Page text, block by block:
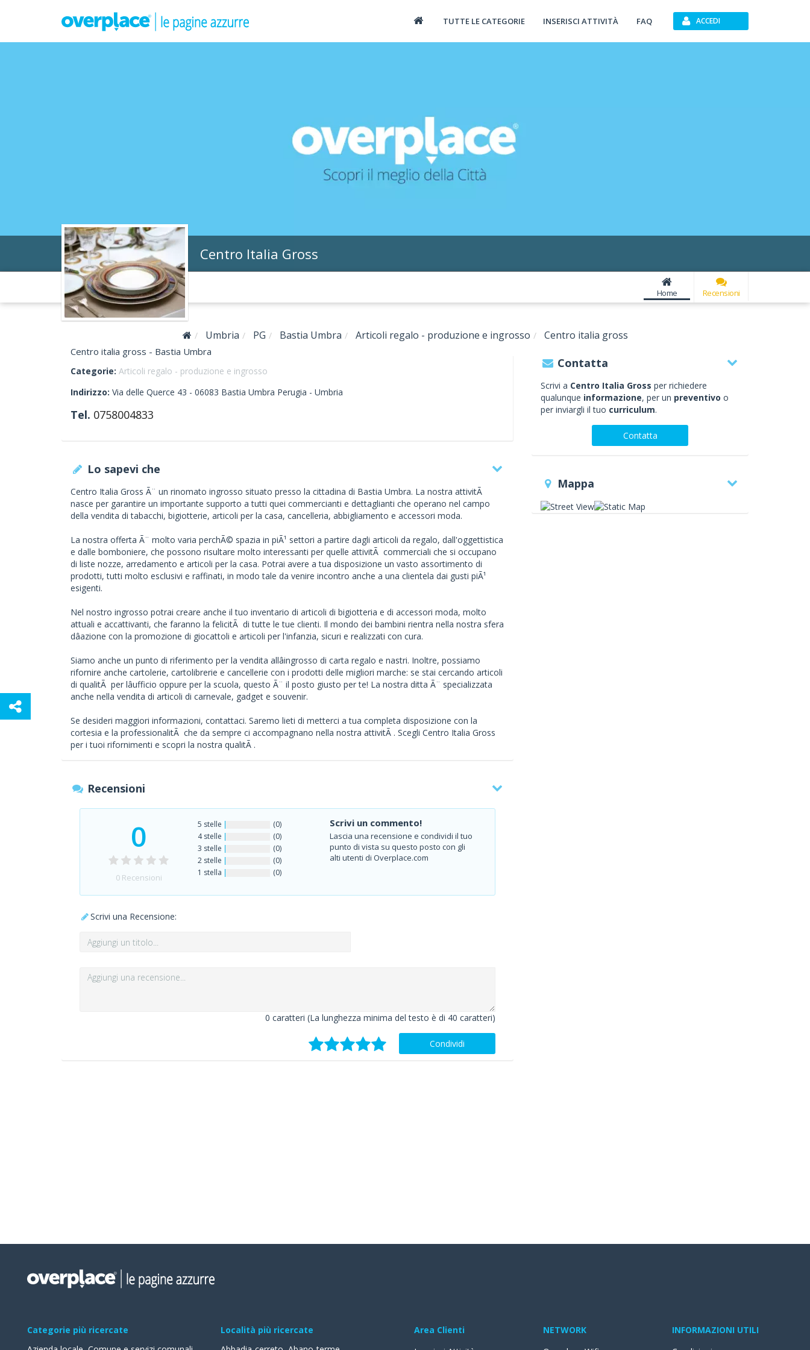
TUTTE LE CATEGORIE INSERISCI ATTIVITÀ FAQ ACCEDI
Centro Italia Gross
Home Recensioni
Umbria PG Bastia Umbra Articoli regalo - produzione e ingrosso Centro italia gross
Centro italia gross - Bastia Umbra
Categorie: Articoli regalo - produzione e ingrosso
Indirizzo: Via delle Querce 43 - 06083 Bastia Umbra Perugia - Umbria
Tel. 0758004833
Lo sapevi che
Centro Italia Gross Ã¨ un rinomato ingrosso situato presso la cittadina di Bastia Umbra. La nostra attivitÃ
nasce per garantire un importante supporto a tutti quei commercianti e dettaglianti che operano nel campo
della vendita di tabacchi, bigiotterie, articoli per la casa, cancelleria, abbigliamento e accessori moda.
La nostra offerta Ã¨ molto varia perchÃ© spazia in piÃ¹ settori a partire dagli articoli da regalo, dall'oggettistica
e dalle bomboniere, che possono risultare molto interessanti per quelle attivitÃ commerciali che si occupano
di liste nozze, arredamento e articoli per la casa. Potrai avere a tua disposizione un vasto assortimento di
prodotti, tutti molto esclusivi e raffinati, in modo tale da venire incontro anche a una clientela dai gusti piÃ¹
esigenti.
Nel nostro ingrosso potrai creare anche il tuo inventario di articoli di bigiotteria e di accessori moda, molto
attuali e accattivanti, che faranno la felicitÃ di tutte le tue clienti. Il mondo dei bambini rientra nella nostra sfera
dâazione con la promozione di giocattoli e articoli per l'infanzia, sicuri e realizzati con cura.
Siamo anche un punto di riferimento per la vendita allâingrosso di carta regalo e nastri. Inoltre, possiamo
rifornire anche cartolerie, cartolibrerie e cancellerie con i prodotti delle migliori marche: se stai cercando articoli
di qualitÃ per lâufficio oppure per la scuola, questo Ã¨ il posto giusto per te! La nostra ditta Ã¨ specializzata
anche nella vendita di articoli di carnevale, gadget e souvenir.
Se desideri maggiori informazioni, contattaci. Saremo lieti di metterci a tua completa disposizione con la
cortesia e la professionalitÃ che da sempre ci accompagnano nella nostra attivitÃ . Scegli Centro Italia Gross
per i tuoi rifornimenti e scopri la nostra qualitÃ .
Recensioni
0
0Recensioni
5 stelle
(0)
4 stelle
(0)
3 stelle
(0)
2 stelle
(0)
1 stella
(0)
Scrivi un commento!
Lascia una recensione e condividi il tuo
punto di vista su questo posto con gli
alti utenti di Overplace.com
Scrivi una Recensione:
0 caratteri (La lunghezza minima del testo è di 40 caratteri)
Condividi
Contatta
Scrivi a Centro Italia Gross per richiedere
qualunque informazione, per un preventivo o
per inviargli il tuo curriculum.
Contatta
Mappa
Categorie più ricercate
Località più ricercate
Area Clienti
NETWORK
INFORMAZIONI UTILI